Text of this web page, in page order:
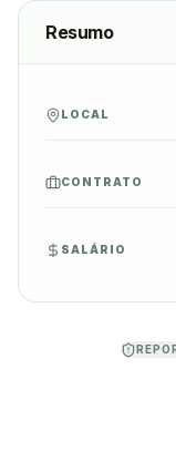
Resumo
LOCAL
CONTRATO
SALÁRIO